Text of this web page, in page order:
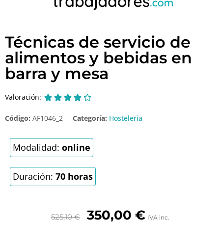
Técnicas de servicio de
alimentos y bebidas en
barra y mesa
Valoración:     
Código: AF1046_2 Categoría: Hostelería
Modalidad: online
Duración: 70 horas
525,10€ 350,00 € IVA inc.